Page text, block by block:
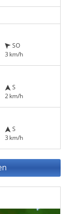
SO
3 km/h
S
2 km/h
S
3 km/h